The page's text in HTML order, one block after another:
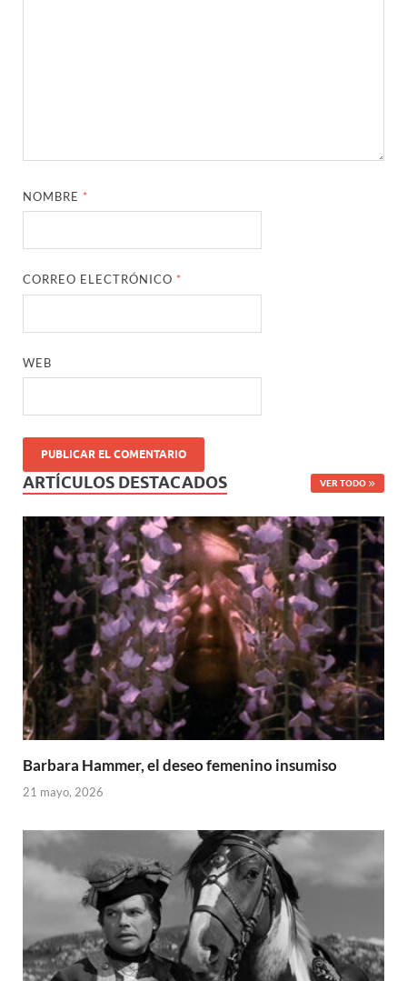
NOMBRE *
CORREO ELECTRÓNICO *
WEB
ARTÍCULOS DESTACADOS VER TODO
Barbara Hammer, el deseo femenino insumiso
21 mayo, 2026